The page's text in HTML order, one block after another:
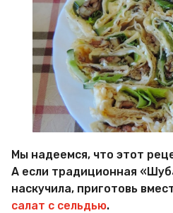
Мы надеемся, что этот
А если традиционная
наскучила, приготовь
салат с сельдью.